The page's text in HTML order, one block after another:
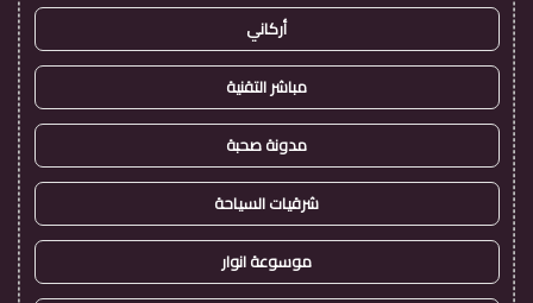
أركاني
مباشر التقنية
مدونة صحبة
شرقيات السياحة
موسوعة انوار